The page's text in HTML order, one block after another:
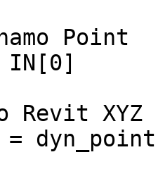
Point
IN[0]
Revit XYZ